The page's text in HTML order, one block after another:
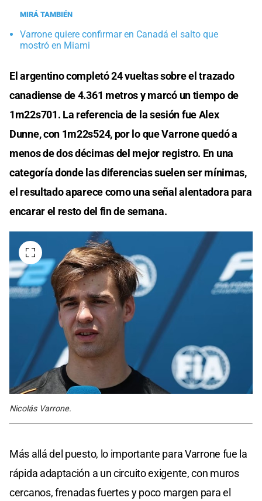
MIRÁ TAMBIÉN
Varrone quiere confirmar en Canadá el salto que
mostró en Miami
El argentino completó 24 vueltas sobre el trazado
canadiense de 4.361 metros y marcó un tiempo de
1m22s701. La referencia de la sesión fue Alex
Dunne, con 1m22s524, por lo que Varrone quedó a
menos de dos décimas del mejor registro. En una
categoría donde las diferencias suelen ser mínimas,
el resultado aparece como una señal alentadora para
encarar el resto del fin de semana.
Nicolás Varrone.
Más allá del puesto, lo importante para Varrone fue la
rápida adaptación a un circuito exigente, con muros
cercanos, frenadas fuertes y poco margen para el